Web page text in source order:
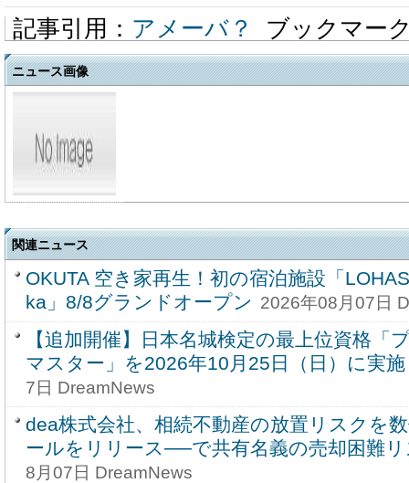
記事引用： アメーバ？ ブックマー
ニュース画像
関連ニュース
OKUTA 空き家再生！初の宿泊施設「
ka」8/8グランドオープン 2026年08月07日
【追加開催】日本名城検定の最上位資格「
マスター」を2026年10月25日（日）に実
7日 DreamNews
dea株式会社、相続不動産の放置リスクを
ールをリリース──で共有名義の売却困難
8月07日 DreamNews